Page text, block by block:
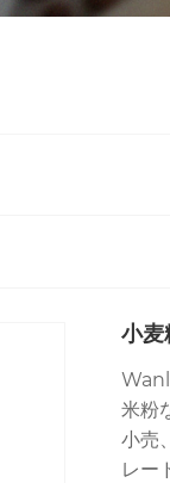
小麦
米粉
小売
レー